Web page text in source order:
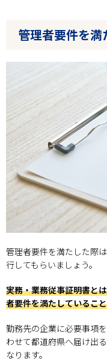
管理者要件を満
管理者要件を満たした際
行してもらいましょう。
実務・業務従事証明書と
者要件を満たしているこ
勤務先の企業に必要事項
わせて都道府県へ届け出
なります。